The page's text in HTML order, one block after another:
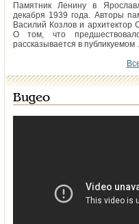
Памятник Ленину в
декабря 1939 года. Авторы
Василий Козлов и архитектор
О том, что
рассказывается в публикуемом
Видео